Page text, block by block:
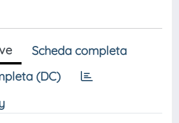
Scheda completa
(DC)